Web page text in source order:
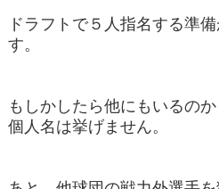
ドラフトで５人指名する準
す。
もしかしたら他にもいるの
個人名は挙げません。